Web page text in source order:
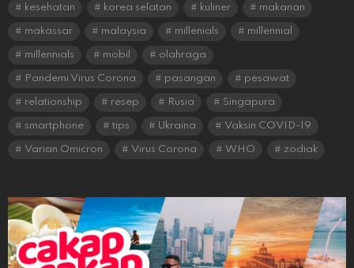
kesehatan korea selatan kuliner makanan
makassar malaysia millenials millennial
millennials mobil olahraga
Pandemi Virus Corona pasangan pesawat
relationship resep Rusia Singapura
smartphone tips Ukraina Vaksin COVID-19
Varian Omicron Virus Corona WHO zodiak